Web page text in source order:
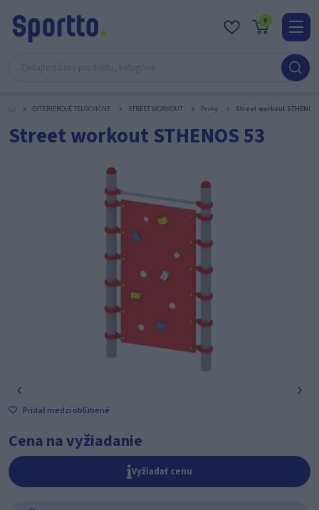
0
O
EXTERIÉROVÉ TELOCVIČNE STREET WORKOUT Prvky Street workout STHENOS
Street workout STHENOS 53
Pridať medzi obľúbené
Cena na vyžiadanie
Vyžiadať cenu